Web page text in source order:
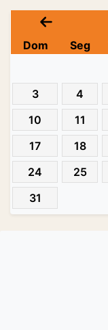
Dom Seg
3
4
10
11
17
18
24
25
31